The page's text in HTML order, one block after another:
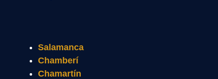
Salamanca
Chamberí
Chamartín